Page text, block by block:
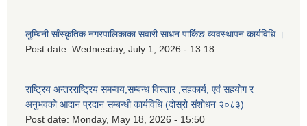
लुम्बिनी साँस्कृतिक नगरपालिकाका सवारी साधन पार्किङ व्यवस्थापन कार्यविधि ।
Post date: Wednesday, July 1, 2026 - 13:18
राष्ट्रिय अन्तरराष्ट्रिय समन्वय,सम्बन्ध विस्तार ,सहकार्य, एवं सहयोग र
अनुभवको आदान प्रदान सम्बन्धी कार्यविधि (दोस्रो संशोधन २०८३)
Post date: Monday, May 18, 2026 - 15:50